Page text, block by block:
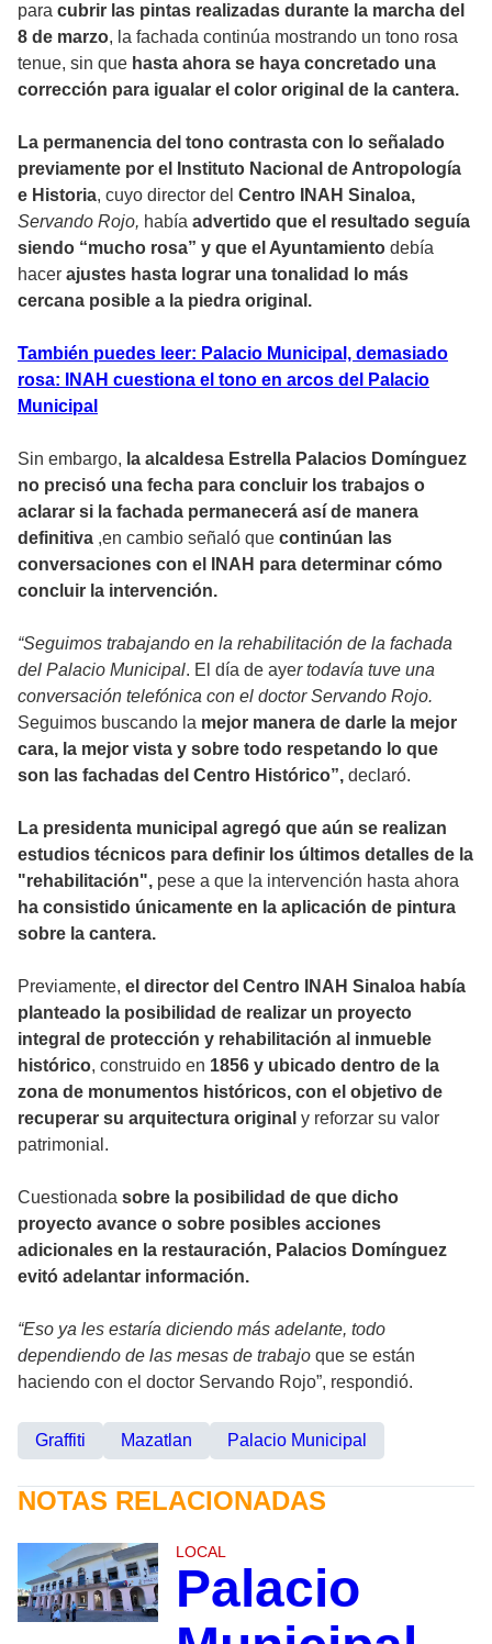
para cubrir las pintas realizadas durante la marcha del
8 de marzo, la fachada continúa mostrando un tono rosa
tenue, sin que hasta ahora se haya concretado una
corrección para igualar el color original de la cantera.
La permanencia del tono contrasta con lo señalado
previamente por el Instituto Nacional de Antropología
e Historia, cuyo director del Centro INAH Sinaloa,
Servando Rojo, había advertido que el resultado seguía
siendo “mucho rosa” y que el Ayuntamiento debía
hacer ajustes hasta lograr una tonalidad lo más
cercana posible a la piedra original.
También puedes leer: Palacio Municipal, demasiado
rosa: INAH cuestiona el tono en arcos del Palacio
Municipal
Sin embargo, la alcaldesa Estrella Palacios Domínguez
no precisó una fecha para concluir los trabajos o
aclarar si la fachada permanecerá así de manera
definitiva ,en cambio señaló que continúan las
conversaciones con el INAH para determinar cómo
concluir la intervención.
“Seguimos trabajando en la rehabilitación de la fachada
del Palacio Municipal. El día de ayer todavía tuve una
conversación telefónica con el doctor Servando Rojo.
Seguimos buscando la mejor manera de darle la mejor
cara, la mejor vista y sobre todo respetando lo que
son las fachadas del Centro Histórico”, declaró.
La presidenta municipal agregó que aún se realizan
estudios técnicos para definir los últimos detalles de la
"rehabilitación", pese a que la intervención hasta ahora
ha consistido únicamente en la aplicación de pintura
sobre la cantera.
Previamente, el director del Centro INAH Sinaloa había
planteado la posibilidad de realizar un proyecto
integral de protección y rehabilitación al inmueble
histórico, construido en 1856 y ubicado dentro de la
zona de monumentos históricos, con el objetivo de
recuperar su arquitectura original y reforzar su valor
patrimonial.
Cuestionada sobre la posibilidad de que dicho
proyecto avance o sobre posibles acciones
adicionales en la restauración, Palacios Domínguez
evitó adelantar información.
“Eso ya les estaría diciendo más adelante, todo
dependiendo de las mesas de trabajo que se están
haciendo con el doctor Servando Rojo”, respondió.
Graffiti Mazatlan Palacio Municipal
NOTAS RELACIONADAS
LOCAL
Palacio